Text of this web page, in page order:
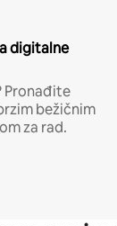
digitalne
Pronađite
bežičnim
za rad.